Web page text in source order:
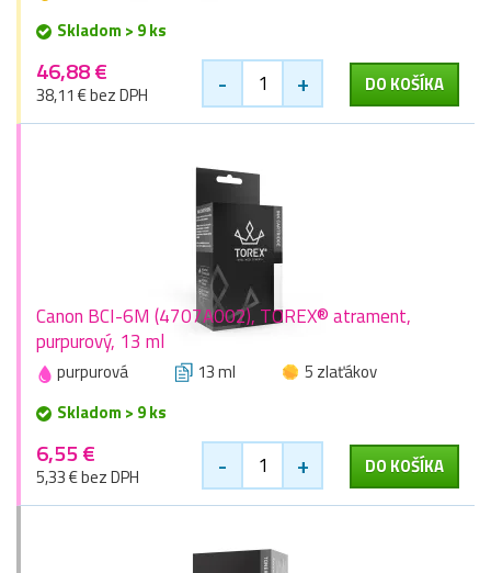
Skladom > 9 ks
46,88 €
38,11 € bez DPH - + DO KOŠÍKA
Canon BCI-6M (4707A002), TOREX® atrament,
purpurový, 13 ml
purpurová 13 ml
5 zlaťákov
Skladom > 9 ks
6,55 €
5,33 € bez DPH - + DO KOŠÍKA